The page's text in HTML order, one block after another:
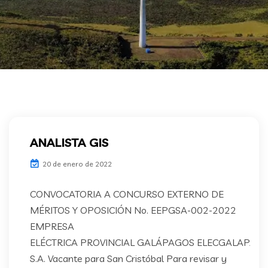
ANALISTA GIS
20 de enero de 2022
CONVOCATORIA A CONCURSO EXTERNO DE
MÉRITOS Y OPOSICIÓN No. EEPGSA-002-2022
EMPRESA
ELÉCTRICA PROVINCIAL GALÁPAGOS
S.A. Vacante para San Cristóbal Para revisar y